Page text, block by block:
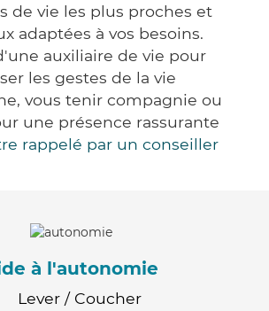
de vie les plus proches et
adaptées à vos besoins.
auxiliaire de vie pour
les gestes de la vie
vous tenir compagnie ou
une présence rassurante
rappelé par un conseiller
à l'autonomie
Lever / Coucher